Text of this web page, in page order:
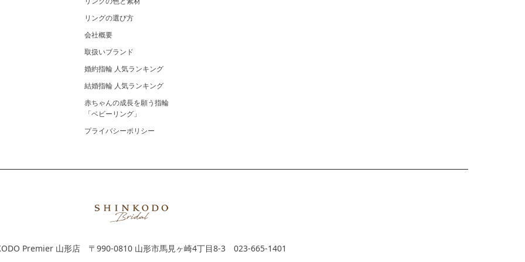
リングの選び方
会社概要
取扱いブランド
婚約指輪 人気ランキング
結婚指輪 人気ランキング
赤ちゃんの成長を願う指輪
「ベビーリング」
プライバシーポリシー
Premier 山形店 〒990-0810 山形市馬見ヶ崎4丁目8-3 023-665-1401